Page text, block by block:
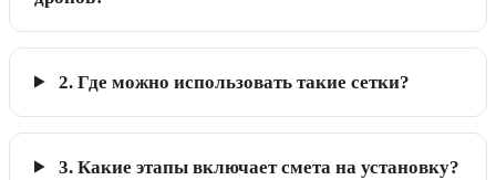
2. Где можно использовать такие сетки?
3. Какие этапы включает смета на установку?